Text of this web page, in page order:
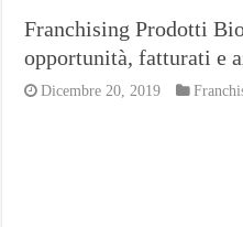
Franchising Prodotti
opportunità, fatturati e
Dicembre 20, 2019